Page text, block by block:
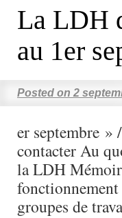
La LDH
au 1er
Posted on 2
er septembre »
contacter Au
la LDH
groupes de